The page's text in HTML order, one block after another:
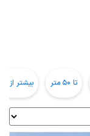
تا 50 متر بیشتر از 50 متر